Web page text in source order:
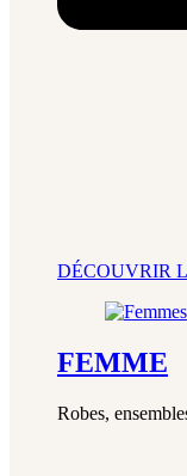
DÉCOUVRIR
FEMME
Robes,